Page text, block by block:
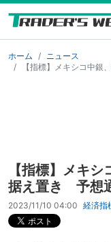
ホーム
ニュース
【指標】メキシコ中
【指標】メキ
据え置き 予想
2023/11/10 04:00 経済指